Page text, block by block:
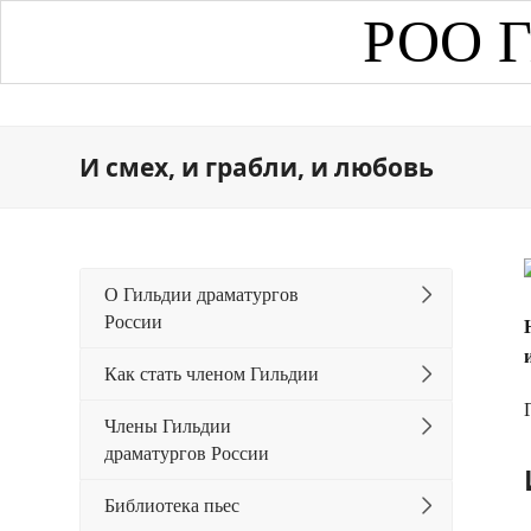
РОО
И смех, и грабли, и любовь
О Гильдии драматургов
России
Как стать членом Гильдии
Члены Гильдии
драматургов России
Библиотека пьес